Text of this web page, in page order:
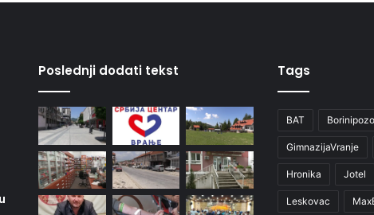
Poslednji dodati tekst Tags
BAT
GimnazijaVranje
Hronika Jotel
Leskovac